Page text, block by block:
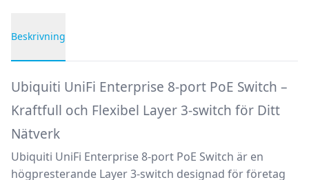
Beskrivning
Ubiquiti UniFi Enterprise 8-port PoE Switch –
Kraftfull och Flexibel Layer 3-switch för Ditt
Nätverk
Ubiquiti UniFi Enterprise 8-port PoE Switch är en
högpresterande Layer 3-switch designad för företag